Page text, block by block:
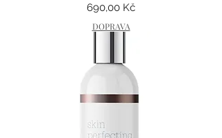
Cena
690,00 Kč
DOPRAVA